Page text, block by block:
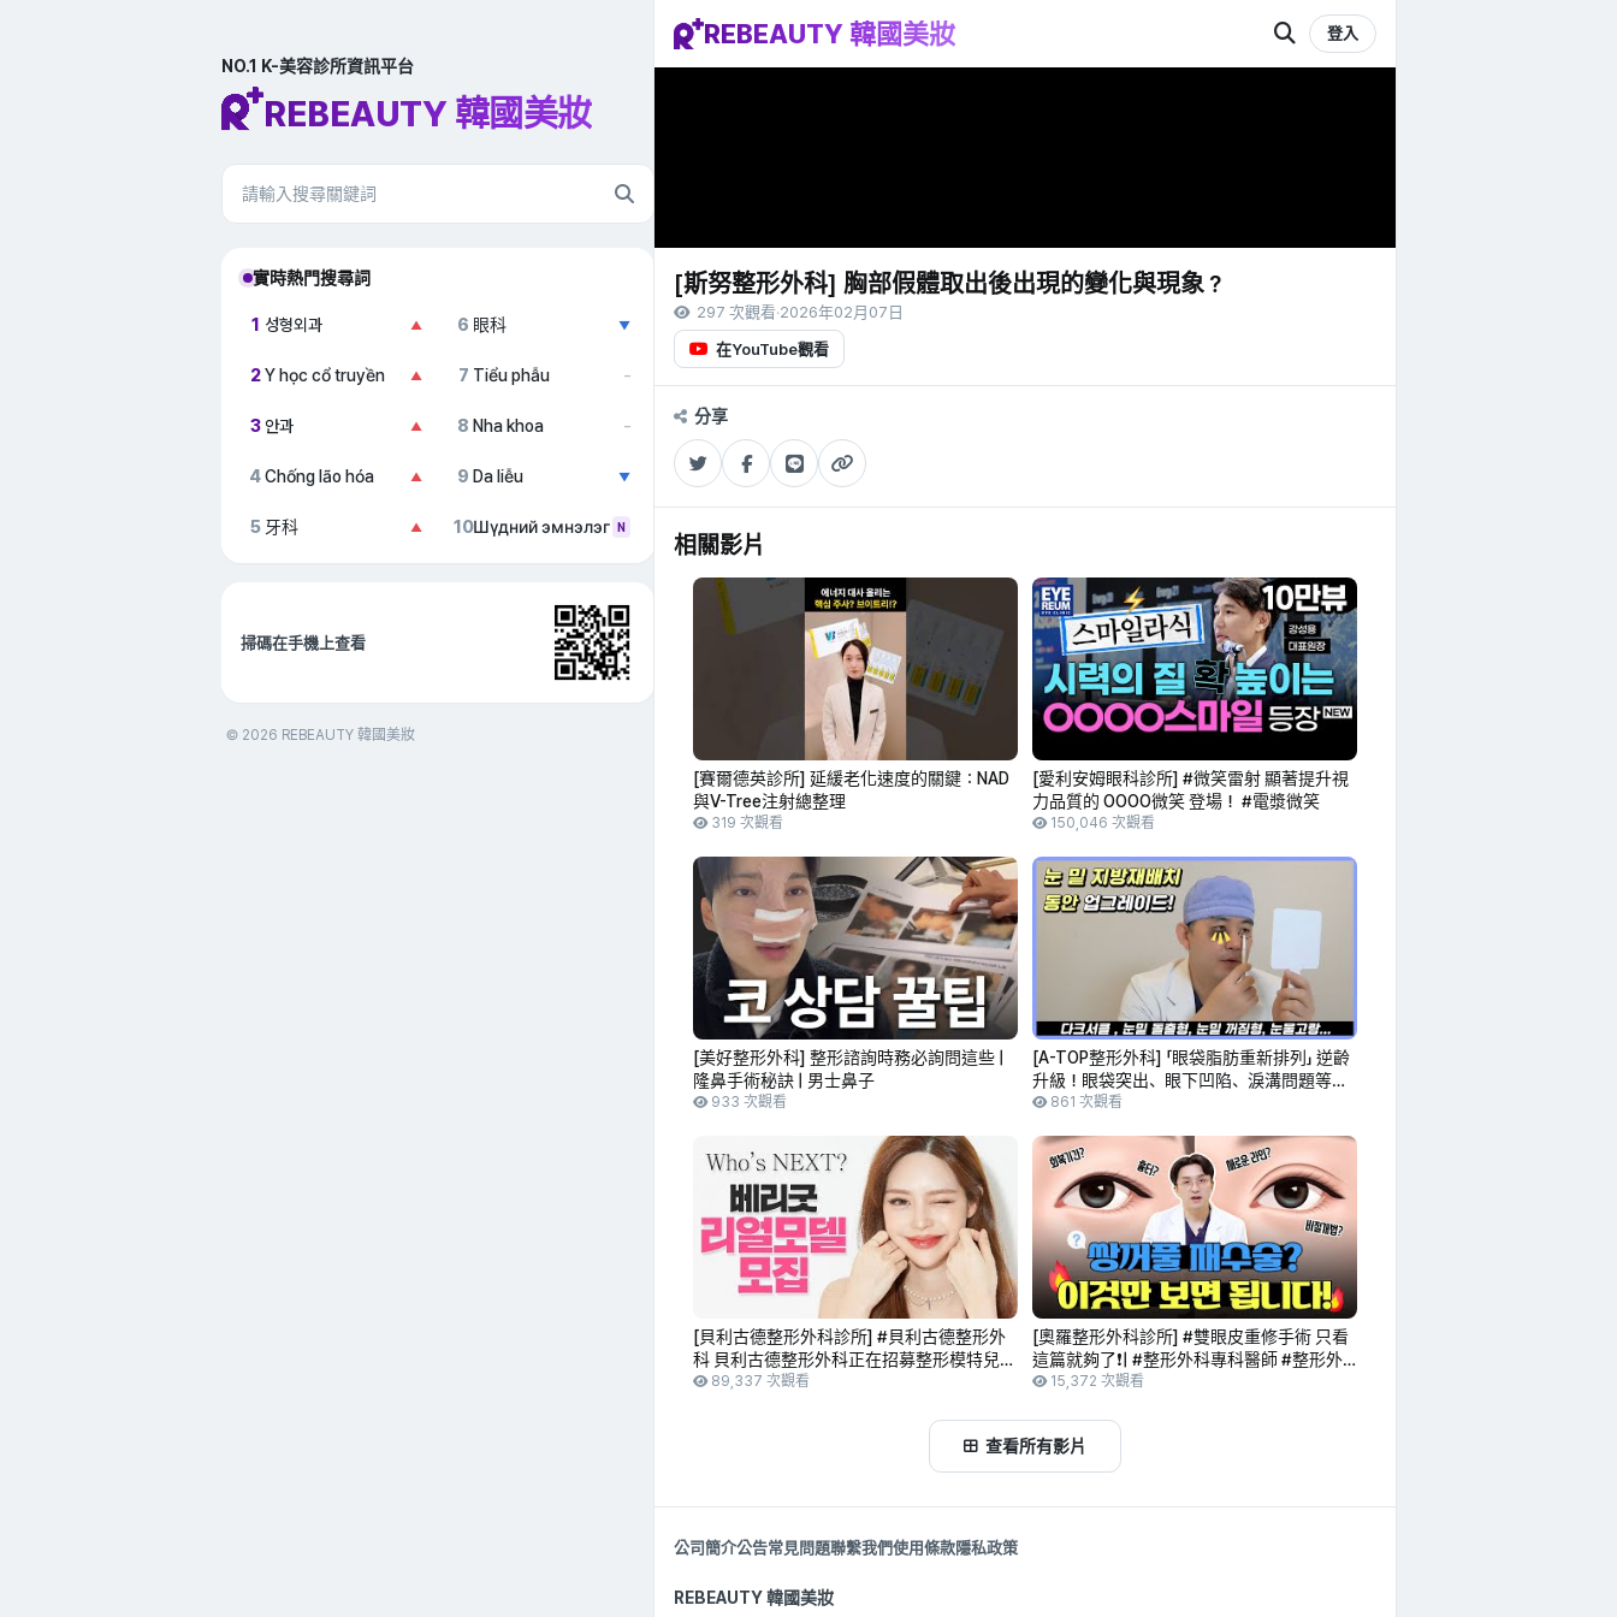
NO.1 K-美容診所資訊平台
REBEAUTY 韓國美妝
實時熱門搜尋詞
1 성형외과 ▲
2 Y học cổ truyền ▲
3 안과 ▲
4Chống lão hóa ▲
5 牙科 ▲
6 眼科 ▼
7 Tiểu phẫu –
8 Nha khoa –
9 Da liễu ▼
10Шүдний эмнэлэг N
掃碼在手機上查看
© 2026 REBEAUTY 韓國美妝
REBEAUTY 韓國美妝 登入
[斯努整形外科] 胸部假體取出後出現的變化與現象？
297 次觀看·2026年02月07日
在YouTube觀看
分享
相關影片
[賽爾德英診所] 延緩老化速度的關鍵：NAD
與V-Tree注射總整理
319 次觀看
[愛利安姆眼科診所] #微笑雷射 顯著提升視
力品質的 OOOO微笑 登場！ #電漿微笑
150,046 次觀看
[美好整形外科] 整形諮詢時務必詢問這些 |
隆鼻手術秘訣 | 男士鼻子
933 次觀看
[A-TOP整形外科] 「眼袋脂肪重新排列」 逆齡
升級！眼袋突出、眼下凹陷、淚溝問題等，
A-TOP為您一次解決！
861 次觀看
[貝利古德整形外科診所] #貝利古德整形外
科 貝利古德整形外科正在招募整形模特兒❤️
您就是主角✨
89,337 次觀看
[奧羅整形外科診所] #雙眼皮重修手術 只看
這篇就夠了❗| #整形外科專科醫師 #整形外
科醫生
15,372 次觀看
查看所有影片
公司簡介公告常見問題聯繫我們使用條款隱私政策
REBEAUTY 韓國美妝